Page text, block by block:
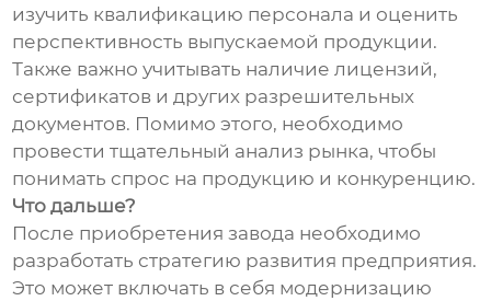
изучить квалификацию персонала и оценить
перспективность выпускаемой продукции.
Также важно учитывать наличие лицензий,
сертификатов и других разрешительных
документов. Помимо этого, необходимо
провести тщательный анализ рынка, чтобы
понимать спрос на продукцию и конкуренцию.
Что дальше?
После приобретения завода необходимо
разработать стратегию развития предприятия.
Это может включать в себя модернизацию